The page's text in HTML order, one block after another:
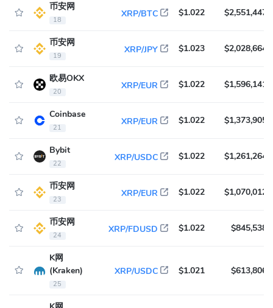
币安网
18
XRP/BTC $1.022 $2,551,447
币安网
19
XRP/JPY $1.023 $2,028,664
欧易OKX
20
XRP/EUR $1.022 $1,596,141
Coinbase
21
XRP/EUR $1.022 $1,373,905
Bybit
22
XRP/USDC $1.022 $1,261,264
币安网
23
XRP/EUR $1.022 $1,070,012
币安网
24
XRP/FDUSD $1.022 $845,538
K网
(Kraken)
25
XRP/USDC $1.021 $613,806